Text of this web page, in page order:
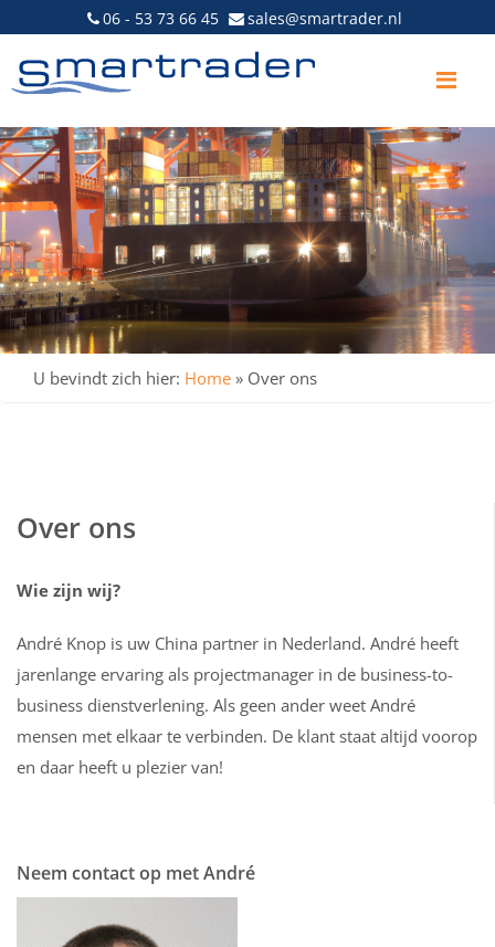
06 - 53 73 66 45 sales@smartrader.nl
U bevindt zich hier: Home » Over ons
Over ons
Wie zijn wij?
André Knop is uw China partner in Nederland. André heeft
jarenlange ervaring als projectmanager in de business-to-
business dienstverlening. Als geen ander weet André
mensen met elkaar te verbinden. De klant staat altijd voorop
en daar heeft u plezier van!
Neem contact op met André